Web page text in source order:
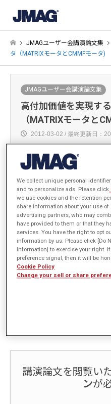
JMAGユーザー会講演論文集
タ（MATRIXモータとCMMFモータ)
JMAGユーザー会講演論文集
高付加価値を実現す
（MATRIXモータと
2012-03-02 / 最終更新日：
芝浦工業大学 工学部 電
赤津 観
概要
EV/HEV用モータとして要求され
アース価格高騰対策として磁石
合したトルクを発生できる
講演論文を閲覧い
ンが
We collect unique personal
and to personalize ads. Please click
we use cookies and the retention
share information about your use
advertising partners, who may
have provided to them or that they
services. You have the right to opt
information by us. Please click [Do
Information] to exercise your right.
preference signal, then it will be
Cookie Policy
Change your sell or share